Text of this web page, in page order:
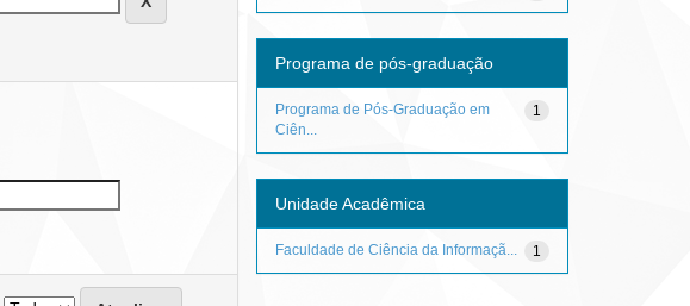
Programa de pós-graduação
1
Programa de Pós-Graduação em
Ciên...
Unidade Acadêmica
1
Faculdade de Ciência da Informaçã...